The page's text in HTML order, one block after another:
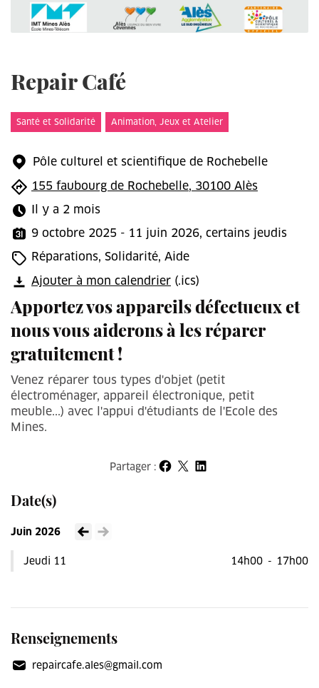
Date(s)
Voir le mois précédent
Juin 2026 Voir le mois suivant
Jeudi 11 14h00 - 17h00
Renseignements
repaircafe.ales@gmail.com
Repair Café
Santé et Solidarité Animation, Jeux et Atelier
Pôle culturel et scientifique de Rochebelle
155 faubourg de Rochebelle, 30100 Alès
Il y a 2 mois
9 octobre 2025 - 11 juin 2026, certains jeudis
Réparations, Solidarité, Aide
Ajouter à mon calendrier (.ics)
Apportez vos appareils défectueux et
nous vous aiderons à les réparer
gratuitement !
Venez réparer tous types d'objet (petit
électroménager, appareil électronique, petit
meuble...) avec l'appui d'étudiants de l'Ecole des
Mines.
Partager :Partager sur Facebook
Partager sur X
Partager sur LinkedIn